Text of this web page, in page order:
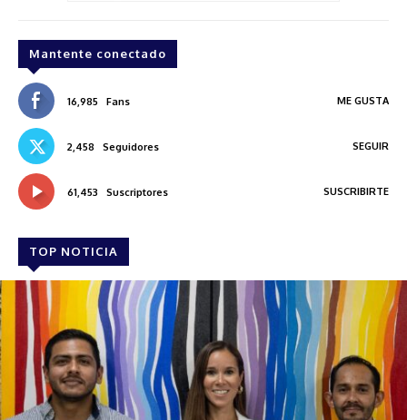
Mantente conectado
16,985 Fans ME GUSTA
2,458 Seguidores SEGUIR
61,453 Suscriptores SUSCRIBIRTE
TOP NOTICIA